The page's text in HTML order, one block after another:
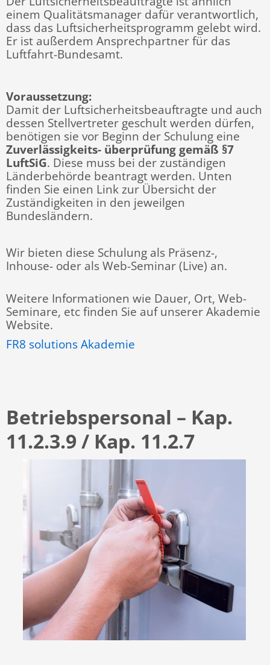
einem Qualitätsmanager dafür verantwortlich,
dass das Luftsicherheitsprogramm gelebt wird.
Er ist außerdem Ansprechpartner für das
Luftfahrt-Bundesamt.
Voraussetzung:
Damit der Luftsicherheitsbeauftragte und auch
dessen Stellvertreter geschult werden dürfen,
benötigen sie vor Beginn der Schulung eine
Zuverlässigkeits- überprüfung gemäß §7
LuftSiG. Diese muss bei der zuständigen
Länderbehörde beantragt werden. Unten
finden Sie einen Link zur Übersicht der
Zuständigkeiten in den jeweilgen
Bundesländern.
Wir bieten diese Schulung als Präsenz-,
Inhouse- oder als Web-Seminar (Live) an.
Weitere Informationen wie Dauer, Ort, Web-
Seminare, etc finden Sie auf unserer Akademie
Website.
FR8 solutions Akademie
Betriebspersonal – Kap.
11.2.3.9 / Kap. 11.2.7